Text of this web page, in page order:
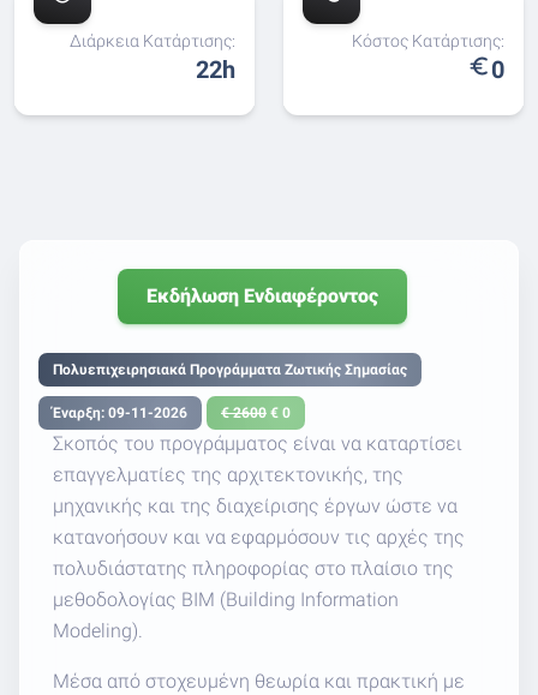
Διάρκεια Κατάρτισης:
22h
Κόστος Κατάρτισης:
euro_symbol 0
Εκδήλωση Ενδιαφέροντος
Πολυεπιχειρησιακά Προγράμματα Ζωτικής Σημασίας
Έναρξη: 09-11-2026 € 2600 € 0
Σκοπός του προγράμματος είναι να καταρτίσει
επαγγελματίες της αρχιτεκτονικής, της
μηχανικής και της διαχείρισης έργων ώστε να
κατανοήσουν και να εφαρμόσουν τις αρχές της
πολυδιάστατης πληροφορίας στο πλαίσιο της
μεθοδολογίας BIM (Building Information
Modeling).
Μέσα από στοχευμένη θεωρία και πρακτική με